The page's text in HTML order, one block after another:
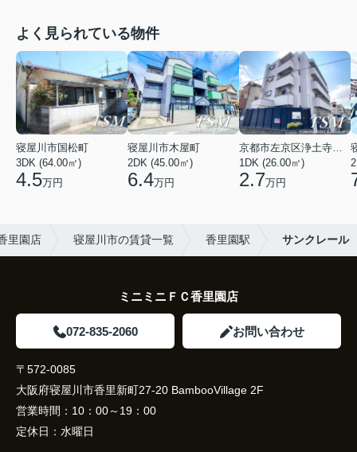
よく見られている物件
寝屋川市国松町
3DK (64.00㎡)
4.5万円
寝屋川市木屋町
2DK (45.00㎡)
6.4万円
京都市左京区浄土寺馬場町
1DK (26.00㎡)
2.7万円
里園店 寝屋川市の賃貸一覧 香里園駅 サンクレール
ミニミニＦＣ香里園店
072-835-2060 お問い合わせ
〒572-0085
大阪府寝屋川市香里新町27-20 BambooVillage 2F
営業時間： 10：00～19：00
定休日： 水曜日